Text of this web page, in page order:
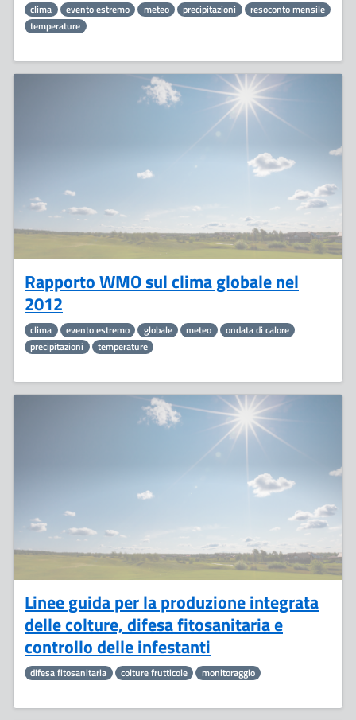
clima evento estremo meteo precipitazioni
resoconto mensile
temperature
Rapporto WMO sul clima globale nel
2012
clima evento estremo globale meteo
ondata di calore
precipitazioni
temperature
Linee guida per la produzione integrata
delle colture, difesa fitosanitaria e
controllo delle infestanti
difesa fitosanitaria colture frutticole monitoraggio